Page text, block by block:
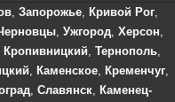
, Запорожье, Кривой Рог,
, Ужгород, Херсон,
Кропивницкий, Тернополь,
, Каменское, Кременчуг,
, Славянск, Каменец-